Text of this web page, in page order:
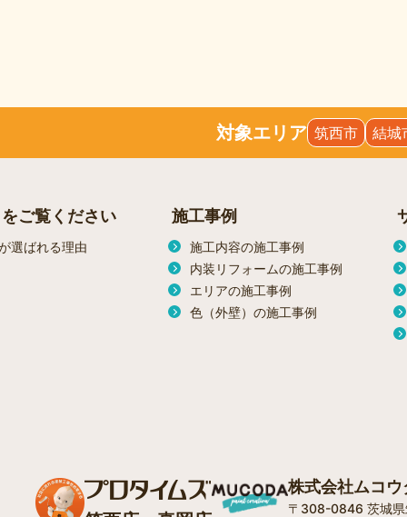
対象エリア 筑西市 結城
ご覧ください
選ばれる理由
施工事例
施工内容の施工事例
内装リフォームの施工事例
エリアの施工事例
色（外壁）の施工事例
株式会社ムコウ
〒308-0846 茨城県